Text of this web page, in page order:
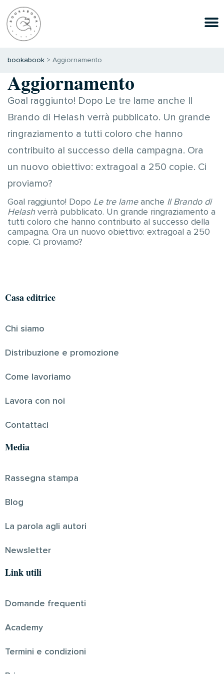
bookabook > Aggiornamento
Aggiornamento
Goal raggiunto! Dopo Le tre lame anche Il
Brando di Helash verrà pubblicato. Un grande
ringraziamento a tutti coloro che hanno
contribuito al successo della campagna. Ora
un nuovo obiettivo: extragoal a 250 copie. Ci
proviamo?
Goal raggiunto! Dopo Le tre lameanche Il Brando di
Helashverrà pubblicato. Un grande ringraziamento a
tutti coloro che hanno contribuito al successo della
campagna. Ora un nuovo obiettivo: extragoal a 250
copie. Ci proviamo?
Casa editrice
Chi siamo
Distribuzione e promozione
Come lavoriamo
Lavora con noi
Contattaci
Media
Rassegna stampa
Blog
La parola agli autori
Newsletter
Link utili
Domande frequenti
Academy
Termini e condizioni